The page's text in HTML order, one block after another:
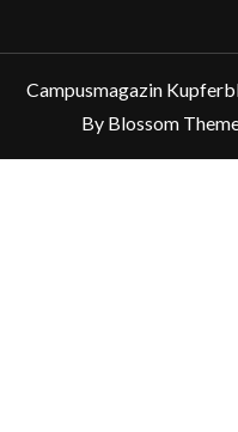
Campusmagazin
By Blossom